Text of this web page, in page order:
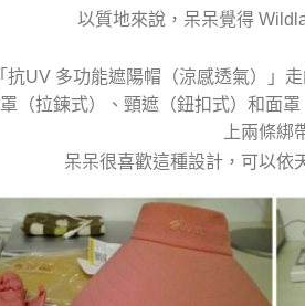
以質地來說，呆呆覺得
抗UV 多功能遮陽帽（涼感透氣）」
（拉鍊式）、頸遮（鈕扣式）和面
上兩條綁
呆呆很喜歡這種設計，可以依